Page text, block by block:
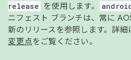
release
を使用します。
ニフェスト ブランチは、常に
新のリリースを参照します。詳
変更点をご覧ください。